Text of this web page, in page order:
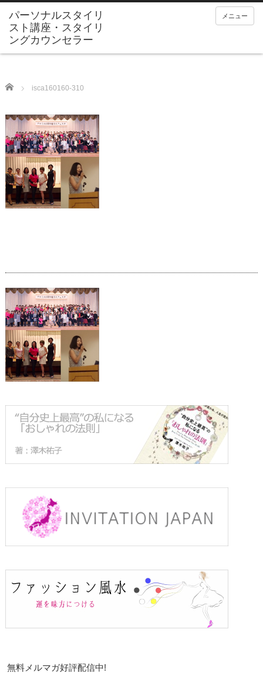
メニュー
Home isca160160-310
無料メルマガ好評配信中!